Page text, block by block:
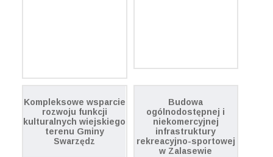
Kompleksowe wsparcie
rozwoju funkcji
kulturalnych wiejskiego
terenu Gminy
Swarzędz
Budowa
ogólnodostępnej i
niekomercyjnej
infrastruktury
rekreacyjno-sportowej
w Zalasewie